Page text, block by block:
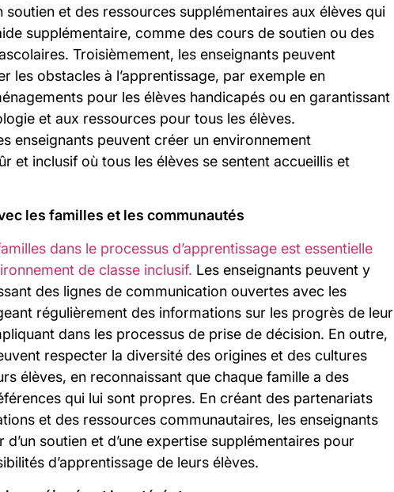
soutien et des ressources supplémentaires aux élèves qui
supplémentaire, comme des cours de soutien ou des
Troisièmement, les enseignants peuvent
les obstacles à l’apprentissage, par exemple en
pour les élèves handicapés ou en garantissant
et aux ressources pour tous les élèves.
enseignants peuvent créer un environnement
et inclusif où tous les élèves se sentent accueillis et
les familles et les communautés
dans le processus d’apprentissage est essentielle
de classe inclusif. Les enseignants peuvent y
des lignes de communication ouvertes avec les
régulièrement des informations sur les progrès de leur
dans les processus de prise de décision. En outre,
respecter la diversité des origines et des cultures
élèves, en reconnaissant que chaque famille a des
qui lui sont propres. En créant des partenariats
et des ressources communautaires, les enseignants
d’un soutien et d’une expertise supplémentaires pour
d’apprentissage de leurs élèves.